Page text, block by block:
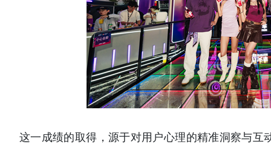
这一成绩的取得，源于对用户心理的精准洞察与